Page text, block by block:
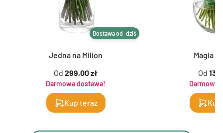
Dostawa od: dziś
Jedna na Milion
Od 299,00 zł
Darmowa dostawa!
Kup teraz
Magia
Od
Darmowa